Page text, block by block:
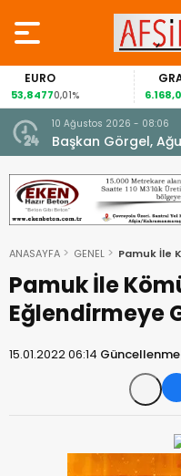
EURO
53,84770,01%
10 Ağustos 2026 - 08:06
Başkan Görgel,
Vatandaşlarla
ANASAYFA GENEL Pamuk İle
Pamuk İle
Eğlendirmeye
15.01.2022 06:14 Güncellenme